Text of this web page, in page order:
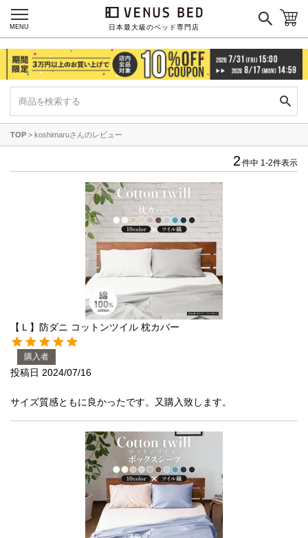
日本最大級のベッド専門店
MENU
カテゴリーで探す
ボックスシーツ ベッドパッド
掛け布団カバー
枕カバー
羽毛・掛け布団 その他
ブラック ホワイト ブラウン
ブルー パープル
寝具一覧を見る
TOP koshimaruさんのレビュー
2 件中 1 -2件表示
【Ｌ】防ダニ コットンツイル 枕カバー
購入者
投稿日 2024/07/16
サイズ質感ともに良かったです。又購入致します。